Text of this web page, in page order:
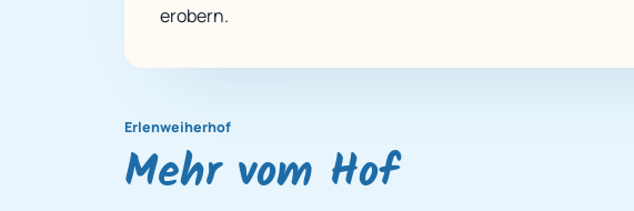
erobern.
Erlenweiherhof
Mehr vom Hof